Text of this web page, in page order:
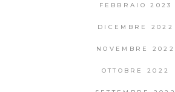
FEBBRAIO 2023
DICEMBRE 2022
NOVEMBRE 2022
OTTOBRE 2022